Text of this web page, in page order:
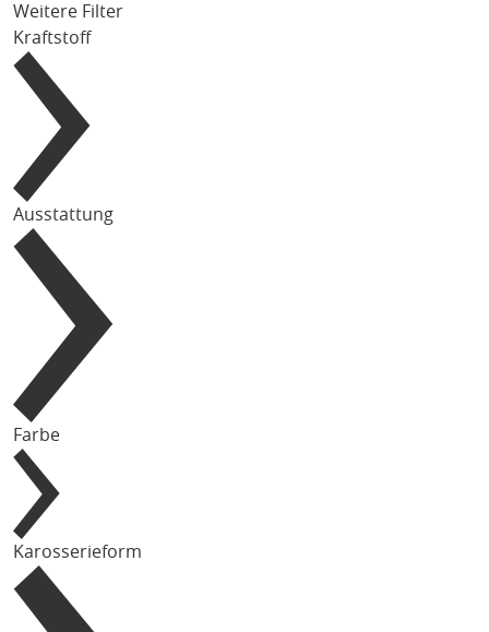
Weitere Filter
Kraftstoff
Ausstattung
Farbe
Karosserieform